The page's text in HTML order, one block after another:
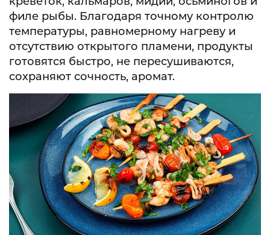
филе рыбы. Благодаря точному контролю
температуры, равномерному нагреву и
отсутствию открытого пламени, продукты
готовятся быстро, не пересушиваются,
сохраняют сочность, аромат.